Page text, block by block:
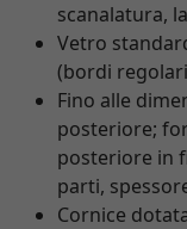
scanalatura,
Vetro
(bordi
Fino alle
posteriore;
posteriore in
parti,
Cornice